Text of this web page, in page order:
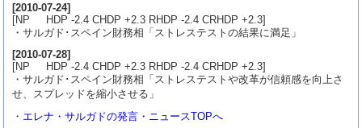
[2010-07-24]
[NP HDP -2.4 CHDP +2.3 RHDP -2.4 CRHDP +2.3]
・サルガド･スペイン財務相「ストレステストの結果に満足」
[2010-07-28]
[NP HDP -2.4 CHDP +2.3 RHDP -2.4 CRHDP +2.3]
・サルガド･スペイン財務相「ストレステストや改革が信頼感を向上さ
せ、スプレッドを縮小させる」
・ エレナ・サルガドの発言・ニュースTOPへ